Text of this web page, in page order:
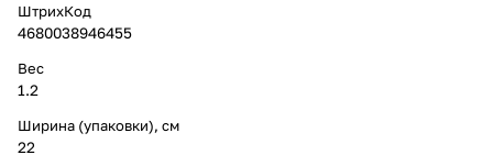
ШтрихКод
4680038946455
Вес
1.2
Ширина (упаковки), см
22